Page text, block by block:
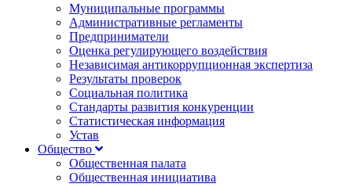
Муниципальные программы
Административные регламенты
Предприниматели
Оценка регулирующего воздействия
Независимая антикоррупционная экспертиза
Результаты проверок
Социальная политика
Стандарты развития конкуренции
Статистическая информация
Устав
Общество
Общественная палата
Общественная инициатива